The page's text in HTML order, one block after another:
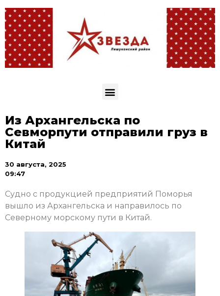
Из Архангельска по
Севморпути отправили груз в
Китай
30 августа, 2025
09:47
Судно с продукцией предприятий Поморья
вышло из Архангельска и направилось по
Северному морскому пути в Китай.